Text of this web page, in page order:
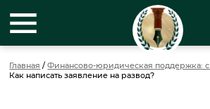
Главная /Финансово-юридическая поддержка:
Как написать заявление на развод?